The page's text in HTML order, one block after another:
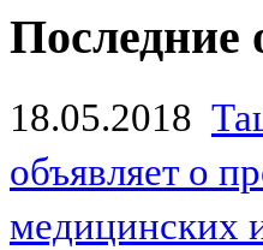
Последние
18.05.2018
объявляет о
медицинских